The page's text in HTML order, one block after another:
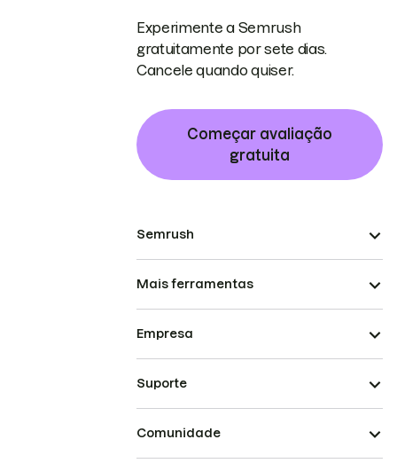
Experimente a Semrush
gratuitamente por sete dias.
Cancele quando quiser.
Começar avaliação
gratuita
Semrush
Mais ferramentas
Empresa
Suporte
Comunidade